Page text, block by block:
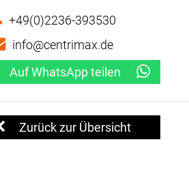
+49(0)2236-393530
info@centrimax.de
Auf WhatsApp teilen
Zurück zur Übersicht